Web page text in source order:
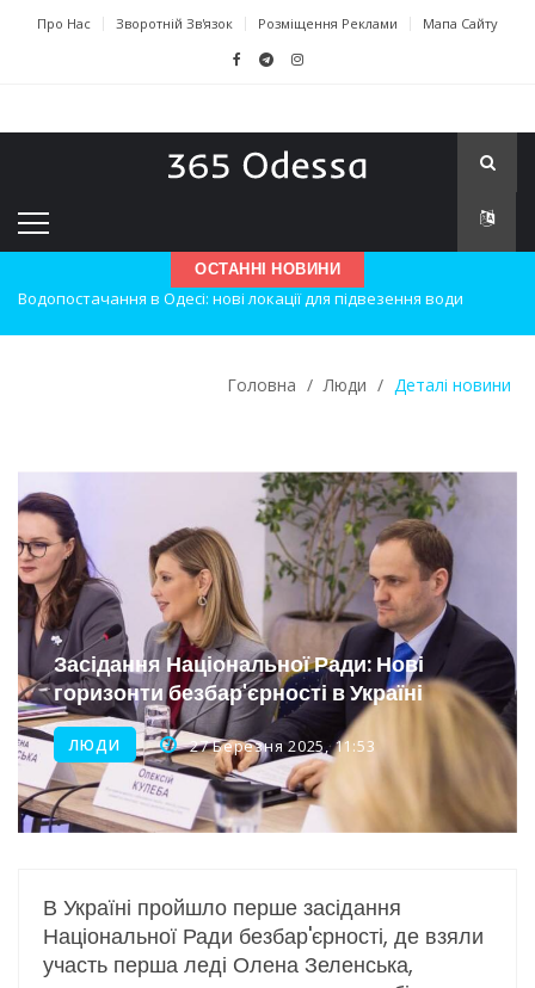
Про Нас Зворотній Зв'язок Розміщення Реклами Мапа Сайту
ОСТАННІ НОВИНИ
Водопостачання в Одесі: нові локації для підвезення води
Нічна атака на Одесу: наслідки вибухів
Новини з Зимової школи інсульту в Швейцарії
Інтеграція ветеранів в українське суспільство
Нічна атака на Одесу: наслідки обстрілу
Енергетична підтримка для Одеси
Головна / Люди / Деталі новини
Засідання Національної Ради: Нові
горизонти безбар'єрності в Україні
ЛЮДИ 27 Березня 2025, 11:53
В Україні пройшло перше засідання
Національної Ради безбар'єрності, де взяли
участь перша леді Олена Зеленська,